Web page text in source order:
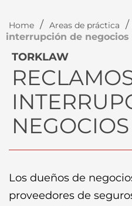
Home / Areas de práctica /
interrupción de negocios
TORKLAW
NEGOCIOS
Los dueños de
proveedores de